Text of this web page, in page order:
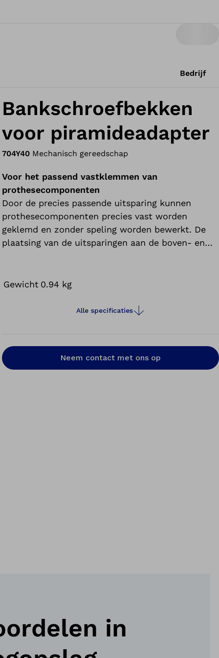
Bedrijf
Bankschroefbekken
voor piramideadapter
704Y40 Mechanisch gereedschap
Voor het passend vastklemmen van
prothesecomponenten
Door de precies passende uitsparing kunnen
prothesecomponenten precies vast worden
geklemd en zonder speling worden bewerkt. De
plaatsing van de uitsparingen aan de boven- en
Gewicht 0.94 kg
Alle specificaties
Neem contact met ons op
in